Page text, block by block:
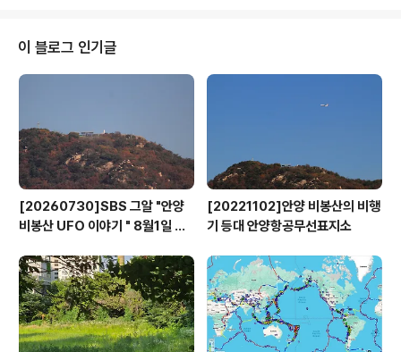
이 블로그 인기글
[20260730]SBS 그알 "안양
비봉산 UFO 이야기 " 8월1일 방
[20221102]안양 비봉산의 비행
기 등대 안양항공무선표지소